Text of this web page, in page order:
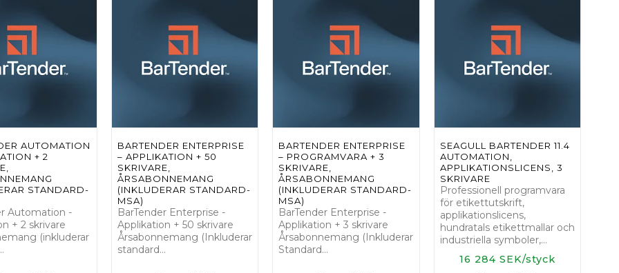
AUTOMATION
+ 2
STANDARD-
Automation -
+ 2 skrivare
(inkluderar
BARTENDER ENTERPRISE
– APPLIKATION + 50
SKRIVARE,
ÅRSABONNEMANG
(INKLUDERAR STANDARD-
MSA)
BarTender Enterprise -
Applikation + 50 skrivare
Årsabonnemang (Inkluderar
standard…
BARTENDER ENTERPRISE
– PROGRAMVARA + 3
SKRIVARE,
ÅRSABONNEMANG
(INKLUDERAR STANDARD-
MSA)
BarTender Enterprise -
Applikation + 3 skrivare
Årsabonnemang (Inkluderar
Standard…
SEAGULL BARTENDER 11.4
AUTOMATION,
APPLIKATIONSLICENS, 3
SKRIVARE
Professionell programvara
för etikettutskrift,
applikationslicens,
hundratals etikettmallar och
industriella symboler,…
16 284 SEK/styck